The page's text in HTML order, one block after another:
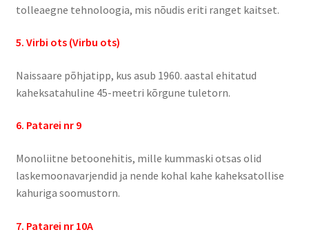
Vagunelamu
Metsamaja
Kämping
Naissaare sadama ajalugu
Navigatsiooni info
Sadama galerii
tolleaegne tehnoloogia, mis nõudis eriti ranget kaitset.
5. Virbi ots (Virbu ots)
Naissaare põhjatipp, kus asub 1960. aastal ehitatud
kaheksatahuline 45-meetri kõrgune tuletorn.
6. Patarei nr 9
Monoliitne betoonehitis, mille kummaski otsas olid
laskemoonavarjendid ja nende kohal kahe kaheksatollise
kahuriga soomustorn.
7. Patarei nr 10A